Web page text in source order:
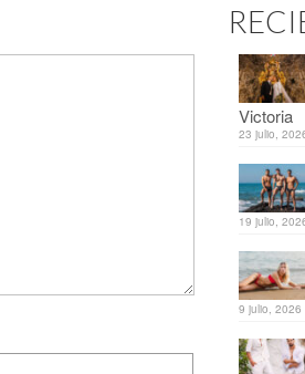
Victoria
23 julio,
19 julio,
9 julio, 2026